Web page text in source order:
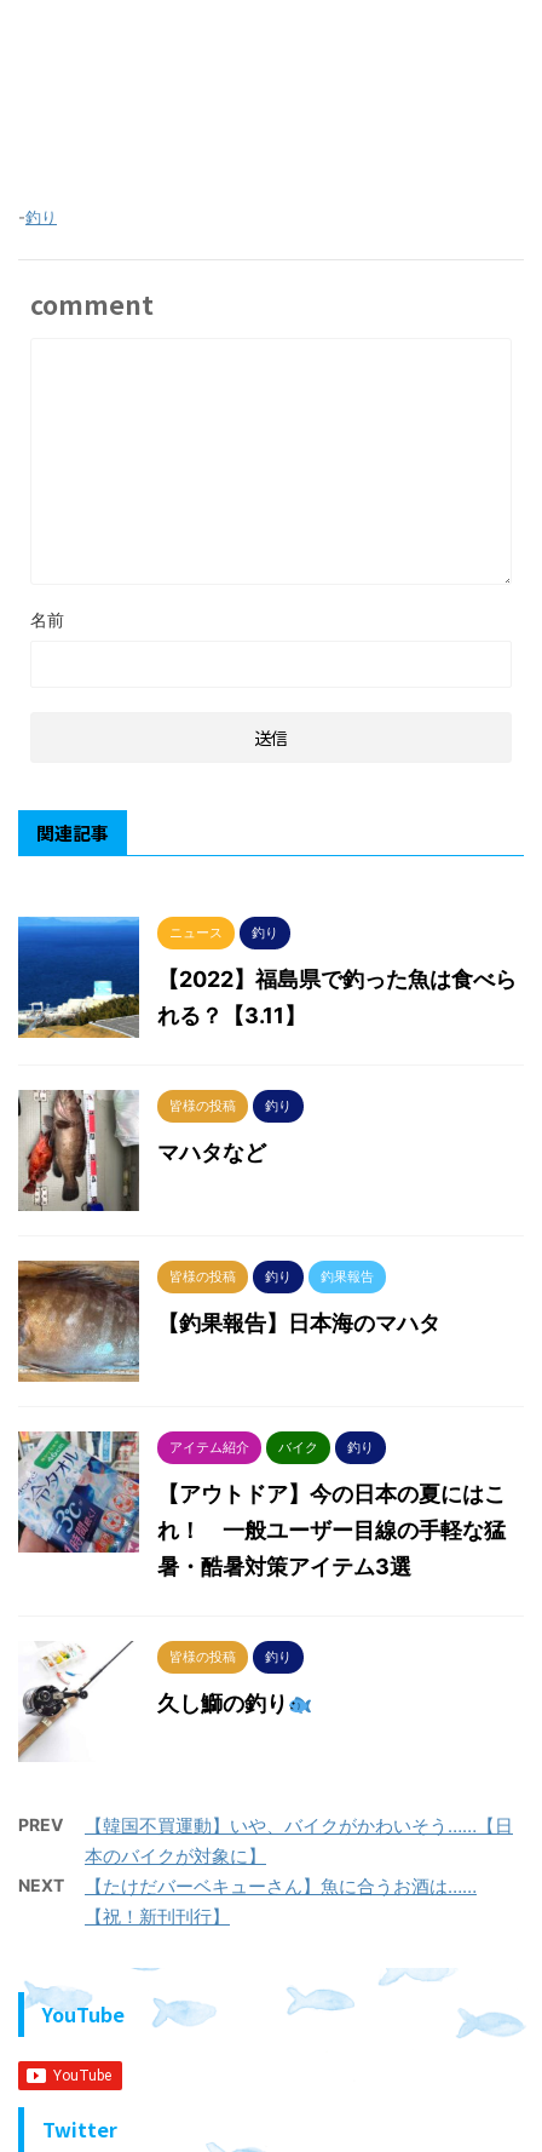
-釣り
comment
名前
関連記事
ニュース 釣り
【2022】福島県で釣った魚は食べら
れる？【3.11】
皆様の投稿 釣り
マハタなど
皆様の投稿 釣り 釣果報告
【釣果報告】日本海のマハタ
アイテム紹介 バイク 釣り
【アウトドア】今の日本の夏にはこ
れ！ 一般ユーザー目線の手軽な猛
暑・酷暑対策アイテム3選
皆様の投稿 釣り
久し鰤の釣り
PREV
【韓国不買運動】いや、バイクがかわいそう……【日
本のバイクが対象に】
NEXT
【たけだバーベキューさん】魚に合うお酒は……
【祝！新刊刊行】
YouTube
Twitter